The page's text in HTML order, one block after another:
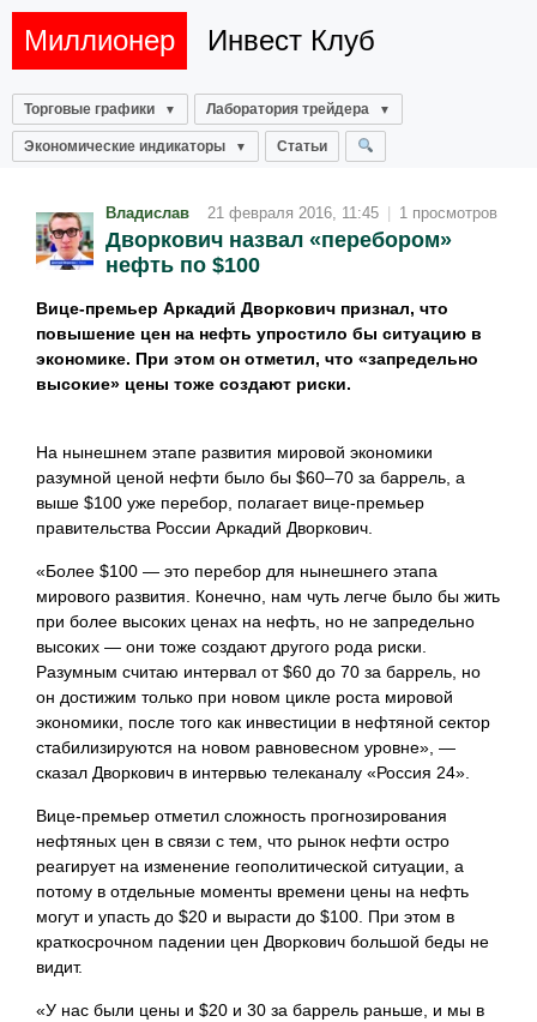
Миллионер Инвест Клуб
Торговые графики Лаборатория трейдера
Экономические индикаторы Статьи
Владислав 21 февраля 2016, 11:45 1 просмотров
Дворкович назвал «перебором»
нефть по $100
Вице-премьер Аркадий Дворкович признал, что
повышение цен на нефть упростило бы ситуацию в
экономике. При этом он отметил, что «запредельно
высокие» цены тоже создают риски.
На нынешнем этапе развития мировой экономики
разумной ценой нефти было бы $60–70 за баррель, а
выше $100 уже перебор, полагает вице-премьер
правительства России Аркадий Дворкович.
«Более $100 — это перебор для нынешнего этапа
мирового развития. Конечно, нам чуть легче было бы жить
при более высоких ценах на нефть, но не запредельно
высоких — они тоже создают другого рода риски.
Разумным считаю интервал от $60 до 70 за баррель, но
он достижим только при новом цикле роста мировой
экономики, после того как инвестиции в нефтяной сектор
стабилизируются на новом равновесном уровне», —
сказал Дворкович в интервью телеканалу «Россия 24».
Вице-премьер отметил сложность прогнозирования
нефтяных цен в связи с тем, что рынок нефти остро
реагирует на изменение геополитической ситуации, а
потому в отдельные моменты времени цены на нефть
могут и упасть до $20 и вырасти до $100. При этом в
краткосрочном падении цен Дворкович большой беды не
видит.
«У нас были цены и $20 и 30 за баррель раньше, и мы в